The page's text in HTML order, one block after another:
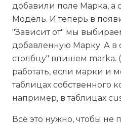
добавили поле Марка, а
Модель. И теперь в
"Зависит от" мы
добавленную Марку. А
столбцу" впишем marka.
работать, если марки и
таблицах собственного
например, в таблицах
Всё это нужно, чтобы не